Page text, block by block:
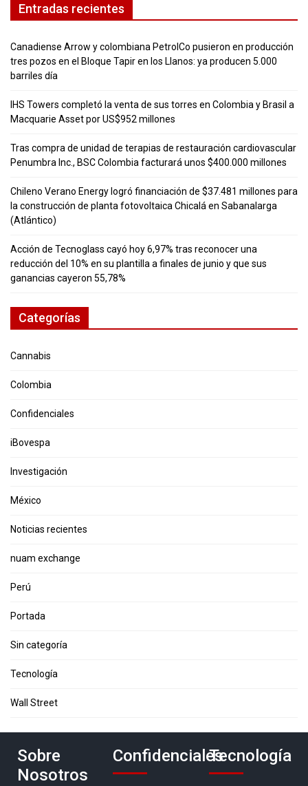
Entradas recientes
Canadiense Arrow y colombiana PetrolCo pusieron en producción
tres pozos en el Bloque Tapir en los Llanos: ya producen 5.000
barriles día
IHS Towers completó la venta de sus torres en Colombia y Brasil a
Macquarie Asset por US$952 millones
Tras compra de unidad de terapias de restauración cardiovascular
Penumbra Inc., BSC Colombia facturará unos $400.000 millones
Chileno Verano Energy logró financiación de $37.481 millones para
la construcción de planta fotovoltaica Chicalá en Sabanalarga
(Atlántico)
Acción de Tecnoglass cayó hoy 6,97% tras reconocer una
reducción del 10% en su plantilla a finales de junio y que sus
ganancias cayeron 55,78%
Categorías
Cannabis
Colombia
Confidenciales
iBovespa
Investigación
México
Noticias recientes
nuam exchange
Perú
Portada
Sin categoría
Tecnología
Wall Street
Sobre
Nosotros
ConfidencialesTecnología